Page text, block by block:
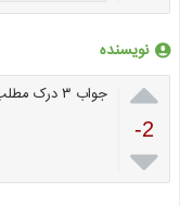
نویسنده

-2

جواب ۳ درک مطلب